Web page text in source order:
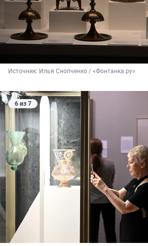
Источник: Илья Снопченко / «Фонтанка.ру»
6 из 7